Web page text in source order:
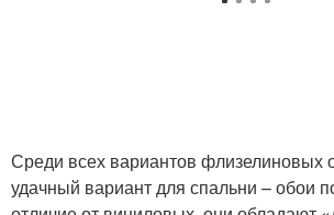
Среди всех вариантов флизелиновых
удачный вариант для спальни – обои